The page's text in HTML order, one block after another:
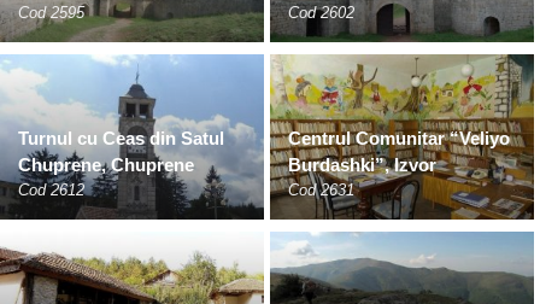
Cod 2595 Cod 2602
Turnul cu Ceas din Satul
Chuprene, Chuprene
Cod 2612
Centrul Comunitar “Veliyo
Burdashki”, Izvor
Cod 2631